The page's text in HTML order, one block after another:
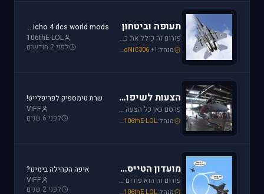
תעופה וביטחון
פורום זה כולל את כל נושאי התעופה האזרחית, הצבאית והבטחון בארץ ובעולם. ניתן לדון בכל נושא אקטואלי או היסטורי בתחומים אלו.
מנהל: Mike_69th SoNiC306+1
jericho 4 dcs world mods
106thE-LOL
לפני 2 חודשים
הצעות לשיפור / הערות ומתן פידבק
פרסם כאן כל הצעה לשיפור שברצונך לראות מתגשמת או הערות לגבי דברים שברצונך לראות נעלמים או מציקים לך.
מנהל: Mike_69th ,106thE-LOL
שרת טימספיק לפריפלייט!
ViFF
לפני 6 שנים
מועדון הטייסים
פורום זה הוא פורום (OT (Off Topic פרסם כאן כל הודעה שמתחשקת לך וראויה לדיון.
מנהל: Mike_69th ,106thE-LOL
איפה הקהילה בימינו?
ViFF
לפני 2 שנים